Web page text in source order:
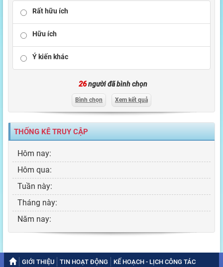
Rất hữu ích
Hữu ích
Ý kiến khác
26người đã bình chọn
Bình chọn Xem kết quả
THỐNG KÊ TRUY CẬP
Hôm nay:
Hôm qua:
Tuần này:
Tháng này:
Năm nay:
GIỚI THIỆU TIN HOẠT ĐỘNG KẾ HOẠCH - LỊCH CÔNG TÁC